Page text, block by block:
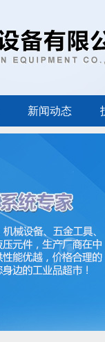
新闻动态